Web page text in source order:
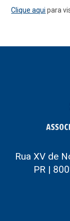
Clique aqui para
Rua XV de
PR |